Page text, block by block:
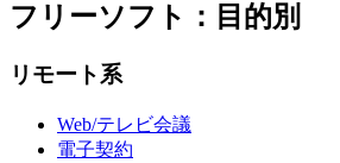
フリーソフト：目的別
リモート系
Web/テレビ会議
電子契約